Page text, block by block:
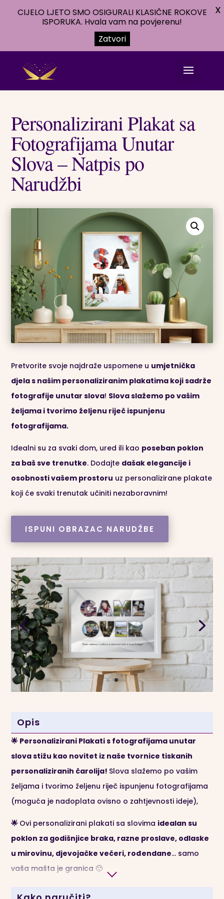
Personalizirani Plakat sa
Fotografijama Unutar
Slova – Natpis po
Narudžbi
Pretvorite svoje najdraže uspomene u umjetnička
djela s našim personaliziranim plakatima koji sadrže
fotografije unutar slova! Slova slažemo po vašim
željama i tvorimo željenu riječ ispunjenu
fotografijama.
Idealni su za svaki dom, ured ili kao poseban poklon
za baš sve trenutke. Dodajte dašak elegancije i
osobnosti vašem prostoru uz personalizirane plakate
koji će svaki trenutak učiniti nezaboravnim!
ISPUNI OBRAZAC NARUDŽBE
Opis
🌟 Personalizirani Plakati s fotografijama unutar
slova stižu kao novitet iz naše tvornice tiskanih
personaliziranih čarolija! Slova slažemo po vašim
željama i tvorimo željenu riječ ispunjenu fotografijama
(moguća je nadoplata ovisno o zahtjevnosti ideje),
🌟 Ovi personalizirani plakati sa slovima idealan su
poklon za godišnjice braka, razne proslave, odlaske
u mirovinu, djevojačke večeri, rođendane… samo
vaša mašta je granica 🙂
CIJELO LJETO SMO OSIGURALI KLASIČNE ROKOVE
ISPORUKA. Hvala vam na povjerenu!
Zatvori
X